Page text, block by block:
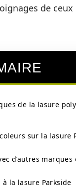
de ceux
de la lasure
sur la lasure
d’autres marques
à la lasure Parkside